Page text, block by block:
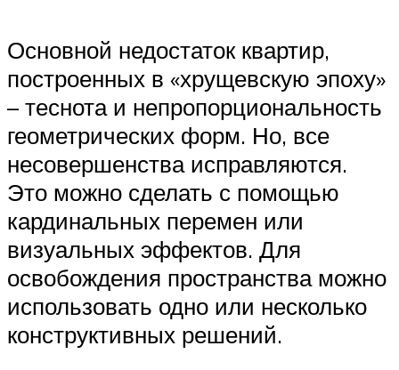
Основной недостаток квартир,
построенных в «хрущевскую эпоху»
– теснота и непропорциональность
геометрических форм. Но, все
несовершенства исправляются.
Это можно сделать с помощью
кардинальных перемен или
визуальных эффектов. Для
освобождения пространства можно
использовать одно или несколько
конструктивных решений.